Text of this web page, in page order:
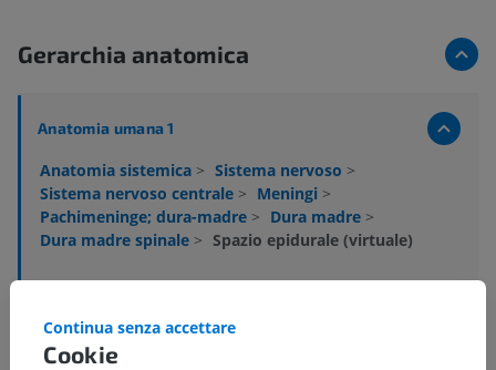
Gerarchia anatomica
Anatomia umana 1
Anatomia sistemica > Sistema nervoso >
Sistema nervoso centrale > Meningi >
Pachimeninge; dura-madre > Dura madre >
Dura madre spinale > Spazio epidurale (virtuale)
Strutture sottostanti:Non sono presenti strutture
Cookie
Continua senza accettare